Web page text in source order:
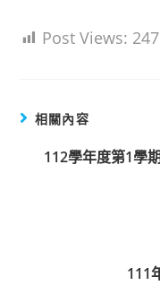
Post Views: 247
相關內容
112學年度第1學
111